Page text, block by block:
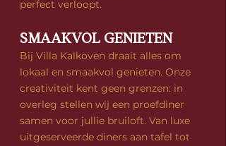
perfect verloopt.
SMAAKVOL GENIETEN
Bij Villa Kalkoven draait alles om
lokaal en smaakvol genieten. Onze
creativiteit kent geen grenzen: in
overleg stellen wij een proefdiner
samen voor jullie bruiloft. Van luxe
uitgeserveerde diners aan tafel tot